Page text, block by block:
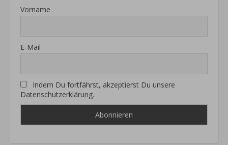
Vorname
E-Mail
Indem Du fortfährst, akzeptierst Du unsere
Datenschutzerklärung.